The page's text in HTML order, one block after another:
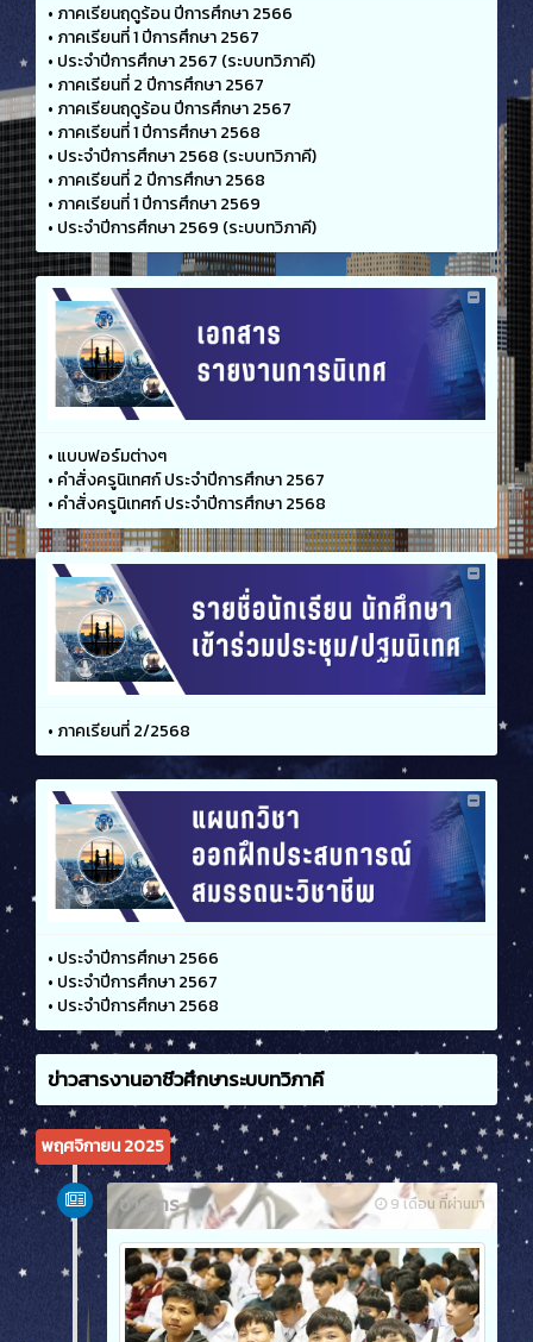
• ภาคเรียนฤดูร้อน ปีการศึกษา 2566
• ภาคเรียนที่ 1 ปีการศึกษา 2567
• ประจำปีการศึกษา 2567 (ระบบทวิภาคี)
• ภาคเรียนที่ 2 ปีการศึกษา 2567
• ภาคเรียนฤดูร้อน ปีการศึกษา 2567
• ภาคเรียนที่ 1 ปีการศึกษา 2568
• ประจำปีการศึกษา 2568 (ระบบทวิภาคี)
• ภาคเรียนที่ 2 ปีการศึกษา 2568
• ภาคเรียนที่ 1 ปีการศึกษา 2569
• ประจำปีการศึกษา 2569 (ระบบทวิภาคี)
• แบบฟอร์มต่างๆ
• คำสั่งครูนิเทศก์ ประจำปีการศึกษา 2567
• คำสั่งครูนิเทศก์ ประจำปีการศึกษา 2568
• ภาคเรียนที่ 2/2568
• ประจำปีการศึกษา 2566
• ประจำปีการศึกษา 2567
• ประจำปีการศึกษา 2568
ข่าวสารงานอาชีวศึกษาระบบทวิภาคี
พฤศจิกายน 2025
9 เดือน ที่ผ่านมา
ข่าวสาร